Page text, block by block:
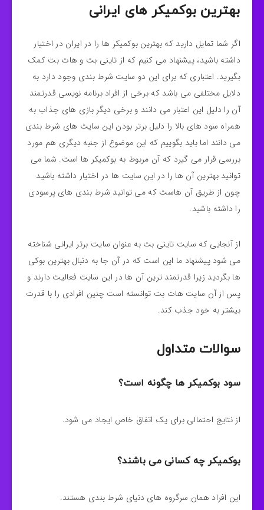
بهترین بوكميكر های ایرانی
اگر شما تمایل دارید که بهترین بوكميكر ها را در ایران در اختیار
داشته باشید، پیشنهاد می کنیم که از تاینی بت و هات بت کمک
بگیرید. اعتباری که برای این دو سایت شرط‌ بندی وجود دارد به
دلایل مختلفی می‌ باشد که برخی از افراد برنامه‌ نویسی قدرتمند
آن را دلیل این اعتبار می‌ دانند و برخی دیگر بازی‌ های جذاب به
همراه سود های بالا را دلیل برتر بودن این سایت‌ های شرط‌ بندی
می‌ دانند اما باید بگوییم که این‌ موضوع از جنبه دیگری هم مورد
بررسی قرار می‌ گیرد که آن مربوط به بوكميكر ها است. شما می‌
توانید بهترین آن‌ ها را در این سایت‌ ها در اختیار داشته باشید
چون از طریق آن‌ هاست که می توانید شرط‌ بندی‌ های پرسودی
را داشته باشید.
از آنجایی‌ که سایت تاینی بت به عنوان سایت برتر ایرانی شناخته
می‌ شود پیشنهاد ما این است که در آن‌ جا به‌ دنبال بهترین بوکی
ها بگردید زیرا قدرتمند ترین آن‌ ها در این سایت فعالیت دارند و
پس‌ از آن سایت هات بت توانسته‌ است چنین افرادی را با قدرت
بیشتر به خود جذب کند.
سوالات متداول
سود بوكميكر ها چگونه است؟
از نتایج احتمالی برای یک اتفاق خاص ایجاد می‌ شود.
بوكميكر چه کسانی می باشند؟
این افراد همان سرگروه‌ های دنیای شرط‌ بندی هستند.